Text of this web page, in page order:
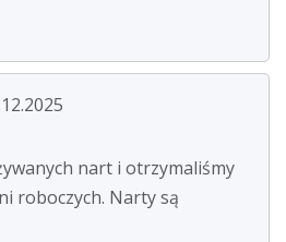
nart i otrzymaliśmy
roboczych. Narty są